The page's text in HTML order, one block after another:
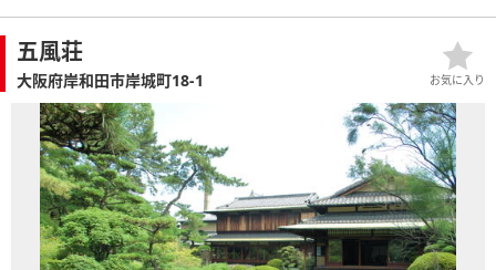
五風荘
大阪府岸和田市岸城町18-1 お気に入り